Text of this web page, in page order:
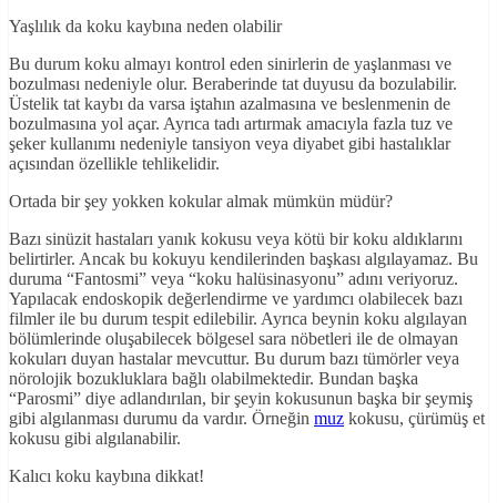
Yaşlılık da koku kaybına neden olabilir
Bu durum koku almayı kontrol eden sinirlerin de yaşlanması ve
bozulması nedeniyle olur. Beraberinde tat duyusu da bozulabilir.
Üstelik tat kaybı da varsa iştahın azalmasına ve beslenmenin de
bozulmasına yol açar. Ayrıca tadı artırmak amacıyla fazla tuz ve
şeker kullanımı nedeniyle tansiyon veya diyabet gibi hastalıklar
açısından özellikle tehlikelidir.
Ortada bir şey yokken kokular almak mümkün müdür?
Bazı sinüzit hastaları yanık kokusu veya kötü bir koku aldıklarını
belirtirler. Ancak bu kokuyu kendilerinden başkası algılayamaz. Bu
duruma “Fantosmi” veya “koku halüsinasyonu” adını veriyoruz.
Yapılacak endoskopik değerlendirme ve yardımcı olabilecek bazı
filmler ile bu durum tespit edilebilir. Ayrıca beynin koku algılayan
bölümlerinde oluşabilecek bölgesel sara nöbetleri ile de olmayan
kokuları duyan hastalar mevcuttur. Bu durum bazı tümörler veya
nörolojik bozukluklara bağlı olabilmektedir. Bundan başka
“Parosmi” diye adlandırılan, bir şeyin kokusunun başka bir şeymiş
gibi algılanması durumu da vardır. Örneğin muz kokusu, çürümüş et
kokusu gibi algılanabilir.
Kalıcı koku kaybına dikkat!